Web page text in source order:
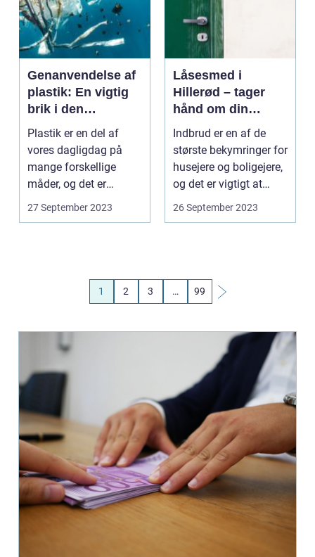
Genanvendelse af
plastik: En vigtig
brik i den
bæredygtige skrot-
og affaldsbranche
Plastik er en del af
vores dagligdag på
mange forskellige
måder, og det er
samtidig en a...
27 September 2023
Låsesmed i
Hillerød – tager
hånd om din
sikkerhed
Indbrud er en af de
største bekymringer for
husejere og boligejere,
og det er vigtigt at
tage...
26 September 2023
1 2 3 … 99